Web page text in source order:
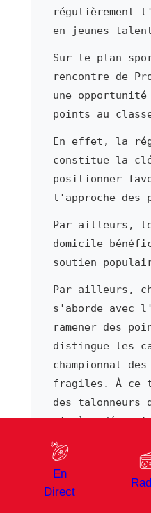
régulièrement
en jeunes
Sur le plan
rencontre de
une opportunité
points au
En effet, la
constitue la
positionner
l'approche des
Par ailleurs,
domicile
soutien
Par ailleurs,
s'aborde avec
ramener des
distingue les
championnat
fragiles. À
des
s'avère
rivaliser au
Pro D2.
Ainsi, Jeremie
En
Direct